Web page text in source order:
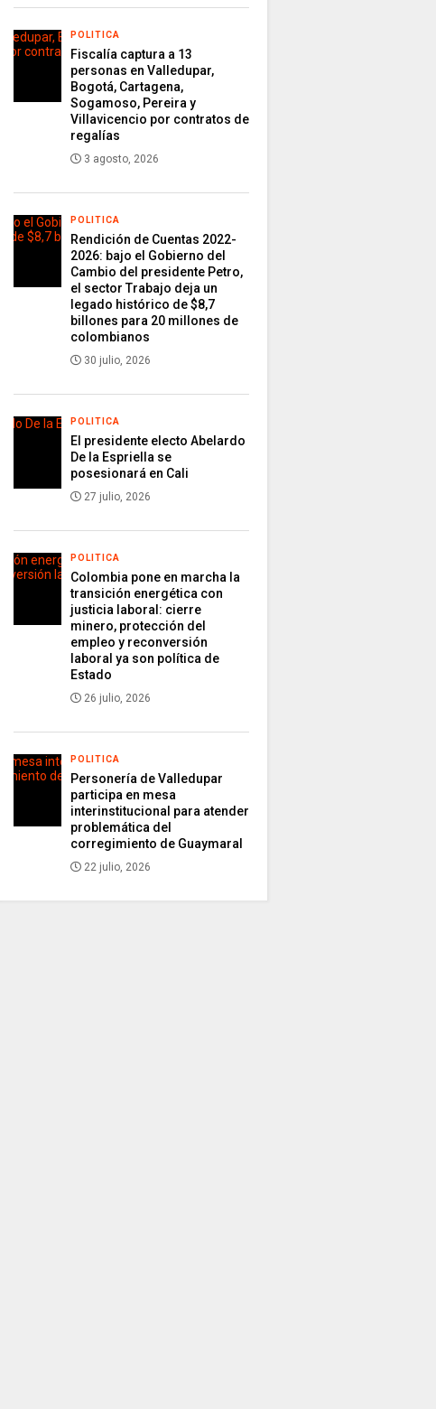
POLITICA
Fiscalía captura a 13
personas en Valledupar,
Bogotá, Cartagena,
Sogamoso, Pereira y
Villavicencio por contratos de
regalías
3 agosto, 2026
POLITICA
Rendición de Cuentas 2022-
2026: bajo el Gobierno del
Cambio del presidente Petro,
el sector Trabajo deja un
legado histórico de $8,7
billones para 20 millones de
colombianos
30 julio, 2026
POLITICA
El presidente electo Abelardo
De la Espriella se
posesionará en Cali
27 julio, 2026
POLITICA
Colombia pone en marcha la
transición energética con
justicia laboral: cierre
minero, protección del
empleo y reconversión
laboral ya son política de
Estado
26 julio, 2026
POLITICA
Personería de Valledupar
participa en mesa
interinstitucional para atender
problemática del
corregimiento de Guaymaral
22 julio, 2026